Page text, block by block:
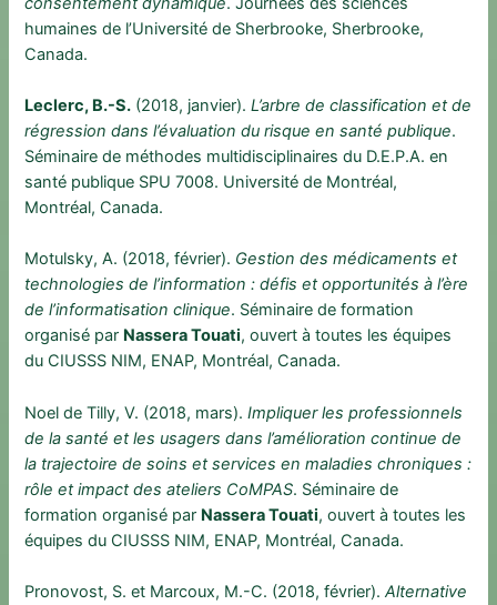
humaines de l’Université de Sherbrooke, Sherbrooke,
Canada.
Leclerc, B.-S. (2018, janvier).L’arbre de classification et de
régression dans l’évaluation du risque en santé publique.
Séminaire de méthodes multidisciplinaires du D.E.P.A. en
santé publique SPU 7008. Université de Montréal,
Montréal, Canada.
Motulsky, A. (2018, février). Gestion des médicaments et
technologies de l’information : défis et opportunités à l’ère
de l’informatisation clinique. Séminaire de formation
organisé par Nassera Touati, ouvert à toutes les équipes
du CIUSSS NIM, ENAP, Montréal, Canada.
Noel de Tilly, V. (2018, mars).Impliquer les professionnels
de la santé et les usagers dans l’amélioration continue de
la trajectoire de soins et services en maladies chroniques :
rôle et impact des ateliers CoMPAS. Séminaire de
formation organisé par Nassera Touati, ouvert à toutes les
équipes du CIUSSS NIM, ENAP, Montréal, Canada.
Pronovost, S. et Marcoux, M.-C. (2018, février).Alternative